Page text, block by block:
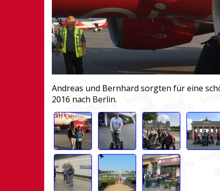
Andreas und Bernhard sorgten für eine
2016 nach Berlin.